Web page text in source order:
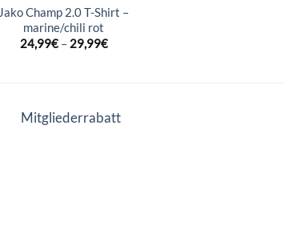
Jako Champ 2.0 T-Shirt –
marine/chili rot
24,99€– 29,99€
Mitgliederrabatt